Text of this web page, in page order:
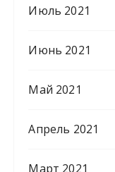
Июль 2021
Июнь 2021
Май 2021
Апрель 2021
Март 2021